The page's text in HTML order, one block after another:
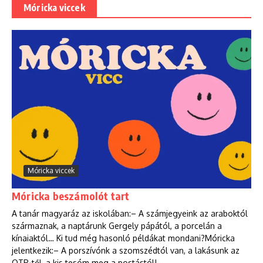
Móricka viccek
Móricka viccek
Móricka beszámolót tart
A tanár magyaráz az iskolában:– A számjegyeink az araboktól
származnak, a naptárunk Gergely pápától, a porcelán a
kínaiaktól… Ki tud még hasonló példákat mondani?Móricka
jelentkezik:– A porszívónk a szomszédtól van, a lakásunk az